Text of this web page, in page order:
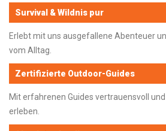
Survival & Wildnis pur
Erlebt mit uns ausgefallene Abenteuer
vom Alltag.
Zertifizierte Outdoor-Guides
Mit erfahrenen Guides vertrauensvoll
erleben.